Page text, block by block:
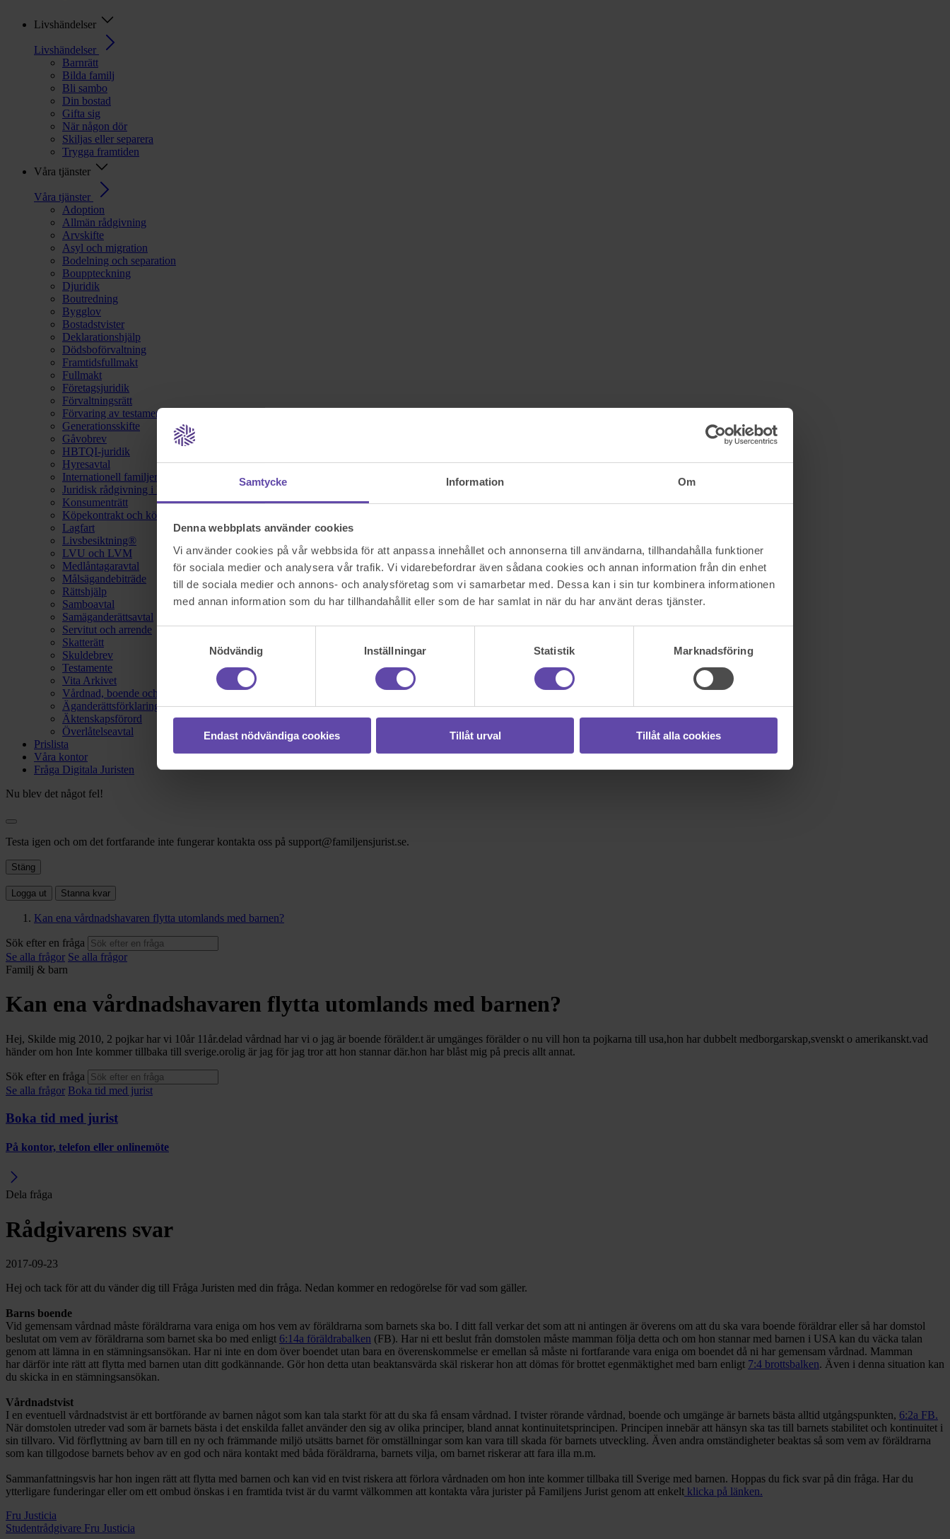
Samtycke Information Om
Denna webbplats använder cookies
Vi använder cookies på vår webbsida för att anpassa innehållet och annonserna till användarna, tillhandahålla funktioner
för sociala medier och analysera vår trafik. Vi vidarebefordrar även sådana cookies och annan information från din enhet
till de sociala medier och annons- och analysföretag som vi samarbetar med. Dessa kan i sin tur kombinera informationen
med annan information som du har tillhandahållit eller som de har samlat in när du har använt deras tjänster.
Nödvändig
Inställningar Statistik Marknadsföring
Endast nödvändiga cookies Tillåt urval Tillåt alla cookies
Livshändelser
Livshändelser
Barnrätt
Bilda familj
Bli sambo
Din bostad
Gifta sig
När någon dör
Skiljas eller separera
Trygga framtiden
Våra tjänster
Våra tjänster
Adoption
Allmän rådgivning
Arvskifte
Asyl och migration
Bodelning och separation
Bouppteckning
Djuridik
Boutredning
Bygglov
Bostadstvister
Deklarationshjälp
Dödsboförvaltning
Framtidsfullmakt
Fullmakt
Företagsjuridik
Förvaltningsrätt
Förvaring av testamente
Generationsskifte
Gåvobrev
HBTQI-juridik
Hyresavtal
Internationell familjerätt
Juridisk rådgivning i hemförsäkring
Konsumenträtt
Köpekontrakt och köpebrev
Lagfart
Livsbesiktning®
LVU och LVM
Medlåntagaravtal
Målsägandebiträde
Rättshjälp
Samboavtal
Samäganderättsavtal
Servitut och arrende
Skatterätt
Skuldebrev
Testamente
Vita Arkivet
Vårdnad, boende och umgänge
Äganderättsförklaring
Äktenskapsförord
Överlåtelseavtal
Prislista
Våra kontor
Fråga Digitala Juristen
Nu blev det något fel!
Testa igen och om det fortfarande inte fungerar kontakta oss på support@familjensjurist.se.
Stäng
Logga ut Stanna kvar
Kan ena vårdnadshavaren flytta utomlands med barnen?
Sök efter en fråga
Se alla frågor Se alla frågor
Familj & barn
Kan ena vårdnadshavaren flytta utomlands med barnen?
Hej, Skilde mig 2010, 2 pojkar har vi 10år 11år.delad vårdnad har vi o jag är boende förälder.t är umgänges förälder o nu vill hon ta pojkarna till usa,hon har dubbelt medborgarskap,svenskt o amerikanskt.vad
händer om hon Inte kommer tillbaka till sverige.orolig är jag för jag tror att hon stannar där.hon har blåst mig på precis allt annat.
Sök efter en fråga
Se alla frågor Boka tid med jurist
Boka tid med jurist
På kontor, telefon eller onlinemöte
Dela fråga
Rådgivarens svar
2017-09-23
Hej och tack för att du vänder dig till Fråga Juristen med din fråga. Nedan kommer en redogörelse för vad som gäller.
Barns boende
Vid gemensam vårdnad måste föräldrarna vara eniga om hos vem av föräldrarna som barnets ska bo. I ditt fall verkar det som att ni antingen är överens om att du ska vara boende föräldrar eller så har domstol
beslutat om vem av föräldrarna som barnet ska bo med enligt 6:14a föräldrabalken (FB). Har ni ett beslut från domstolen måste mamman följa detta och om hon stannar med barnen i USA kan du väcka talan
genom att lämna in en stämningsansökan. Har ni inte en dom över boendet utan bara en överenskommelse er emellan så måste ni fortfarande vara eniga om boendet då ni har gemensam vårdnad. Mamman
har därför inte rätt att flytta med barnen utan ditt godkännande. Gör hon detta utan beaktansvärda skäl riskerar hon att dömas för brottet egenmäktighet med barn enligt 7:4 brottsbalken. Även i denna situation kan
du skicka in en stämningsansökan.
Vårdnadstvist
I en eventuell vårdnadstvist är ett bortförande av barnen något som kan tala starkt för att du ska få ensam vårdnad. I tvister rörande vårdnad, boende och umgänge är barnets bästa alltid utgångspunkten, 6:2a FB.
När domstolen utreder vad som är barnets bästa i det enskilda fallet använder den sig av olika principer, bland annat kontinuitetsprincipen. Principen innebär att hänsyn ska tas till barnets stabilitet och kontinuitet i
sin tillvaro. Vid förflyttning av barn till en ny och främmande miljö utsätts barnet för omställningar som kan vara till skada för barnets utveckling. Även andra omständigheter beaktas så som vem av föräldrarna
som kan tillgodose barnets behov av en god och nära kontakt med båda föräldrarna, barnets vilja, om barnet riskerar att fara illa m.m.
Sammanfattningsvis har hon ingen rätt att flytta med barnen och kan vid en tvist riskera att förlora vårdnaden om hon inte kommer tillbaka till Sverige med barnen. Hoppas du fick svar på din fråga. Har du
ytterligare funderingar eller om ett ombud önskas i en framtida tvist är du varmt välkommen att kontakta våra jurister på Familjens Jurist genom att enkelt klicka på länken.
Fru Justicia
Studentrådgivare Fru Justicia